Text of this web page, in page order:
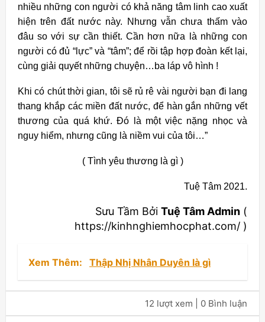
nhiều những con người có khả năng tâm linh cao xuất
hiện trên đất nước này. Nhưng vẫn chưa thấm vào
đâu so với sự cần thiết. Cần hơn nữa là những con
người có đủ “lực” và “tâm”; để rồi tập hợp đoàn kết lại,
cùng giải quyết những chuyện…ba láp vô hình !
Khi có chút thời gian, tôi sẽ rủ rê vài người bạn đi lang
thang khắp các miền đất nước, để hàn gắn những vết
thương của quá khứ. Đó là một việc nặng nhọc và
nguy hiểm, nhưng cũng là niềm vui của tôi…”
( Tình yêu thương là gì )
Tuệ Tâm 2021.
Sưu Tầm Bởi Tuệ Tâm Admin (
https://kinhnghiemhocphat.com/ )
Xem Thêm: Thập Nhị Nhân Duyên là gì
12 lượt xem | 0 Bình luận